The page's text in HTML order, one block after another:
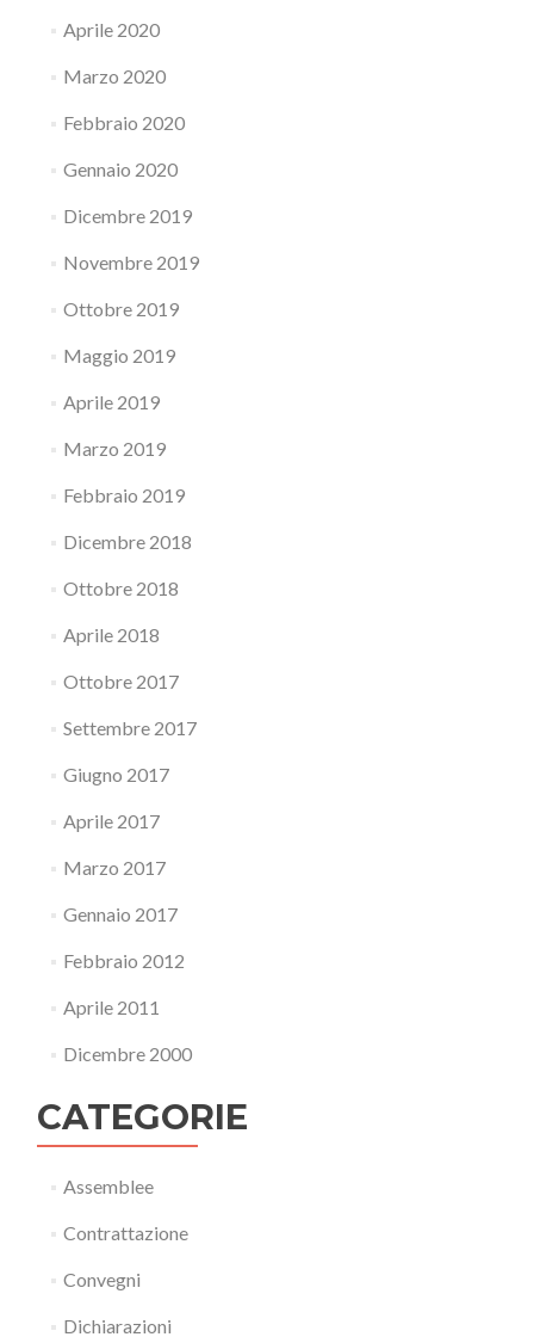
Aprile 2020
Marzo 2020
Febbraio 2020
Gennaio 2020
Dicembre 2019
Novembre 2019
Ottobre 2019
Maggio 2019
Aprile 2019
Marzo 2019
Febbraio 2019
Dicembre 2018
Ottobre 2018
Aprile 2018
Ottobre 2017
Settembre 2017
Giugno 2017
Aprile 2017
Marzo 2017
Gennaio 2017
Febbraio 2012
Aprile 2011
Dicembre 2000
CATEGORIE
Assemblee
Contrattazione
Convegni
Dichiarazioni